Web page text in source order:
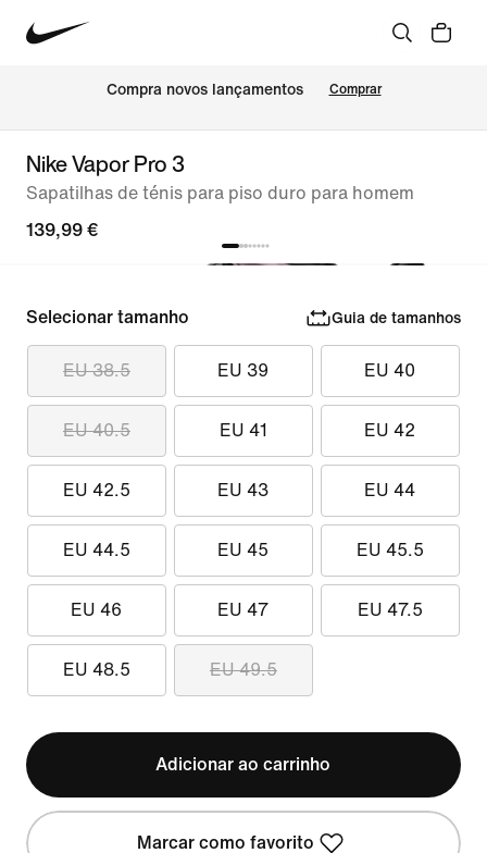
Compra novos lançamentos Comprar
Nike Vapor Pro 3
Sapatilhas de ténis para piso duro para homem
139,99 €
Selecionar tamanho Guia de tamanhos
EU 38.5 EU 39 EU 40
EU 40.5 EU 41 EU 42
EU 42.5 EU 43 EU 44
EU 44.5 EU 45 EU 45.5
EU 46 EU 47 EU 47.5
EU 48.5 EU 49.5
Adicionar ao carrinho
Marcar como favorito